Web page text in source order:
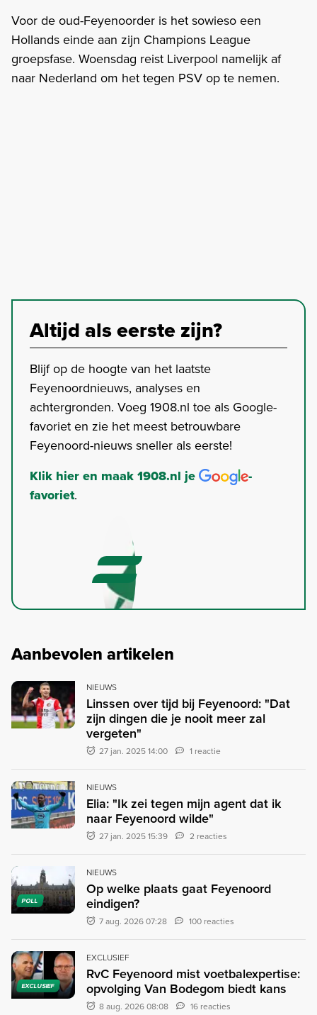
Voor de oud-Feyenoorder is het sowieso een
Hollands einde aan zijn Champions League
groepsfase. Woensdag reist Liverpool namelijk af
naar Nederland om het tegen PSV op te nemen.
Altijd als eerste zijn?
Blijf op de hoogte van het laatste
Feyenoordnieuws, analyses en
achtergronden. Voeg 1908.nl toe als Google-
favoriet en zie het meest betrouwbare
Feyenoord-nieuws sneller als eerste!
Klik hier en maak 1908.nl je
-
favoriet.
Aanbevolen artikelen
NIEUWS
Linssen over tijd bij Feyenoord: "Dat
zijn dingen die je nooit meer zal
vergeten"
27 jan. 2025 14:00 1 reactie
NIEUWS
Elia: "Ik zei tegen mijn agent dat ik
naar Feyenoord wilde"
27 jan. 2025 15:39 2 reacties
POLL
NIEUWS
Op welke plaats gaat Feyenoord
eindigen?
7 aug. 2026 07:28 100 reacties
EXCLUSIEF
EXCLUSIEF
RvC Feyenoord mist voetbalexpertise:
opvolging Van Bodegom biedt kans
8 aug. 2026 08:08 16 reacties